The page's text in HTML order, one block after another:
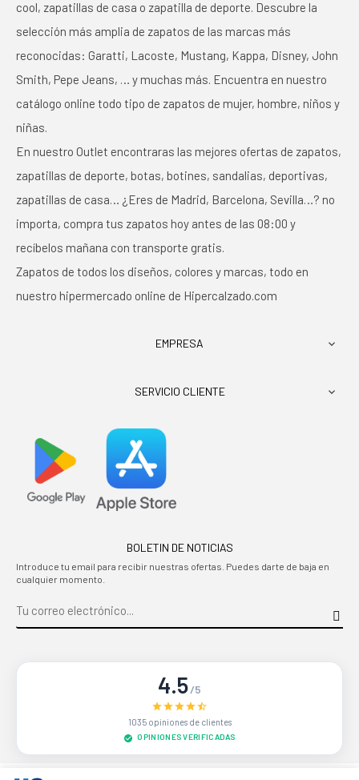
cool, zapatillas de casa o zapatilla de deporte. Descubre la
selección más amplia de zapatos de las marcas más
reconocidas: Garatti, Lacoste, Mustang, Kappa, Disney, John
Smith, Pepe Jeans, … y muchas más. Encuentra en nuestro
catálogo online todo tipo de zapatos de mujer, hombre, niños y
niñas.
En nuestro Outlet encontraras las mejores ofertas de zapatos,
zapatillas de deporte, botas, botines, sandalias, deportivas,
zapatillas de casa… ¿Eres de Madrid, Barcelona, Sevilla…? no
importa, compra tus zapatos hoy antes de las 08:00 y
recíbelos mañana con transporte gratis.
Zapatos de todos los diseños, colores y marcas, todo en
nuestro hipermercado online de Hipercalzado.com
EMPRESA 
SERVICIO CLIENTE 
BOLETIN DE NOTICIAS
Introduce tu email para recibir nuestras ofertas. Puedes darte de baja en
cualquier momento.
4.5/5
1035 opiniones de clientes
OPINIONES VERIFICADAS